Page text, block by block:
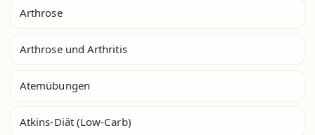
Arthrose
Arthrose und Arthritis
Atemübungen
Atkins-Diät (Low-Carb)